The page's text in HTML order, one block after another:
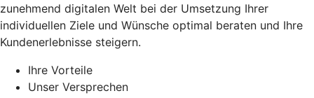
zunehmend digitalen Welt bei der Umsetzung Ihrer
individuellen Ziele und Wünsche optimal beraten und Ihre
Kundenerlebnisse steigern.
Ihre Vorteile
Unser Versprechen